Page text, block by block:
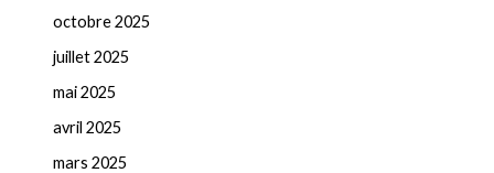
octobre 2025
juillet 2025
mai 2025
avril 2025
mars 2025